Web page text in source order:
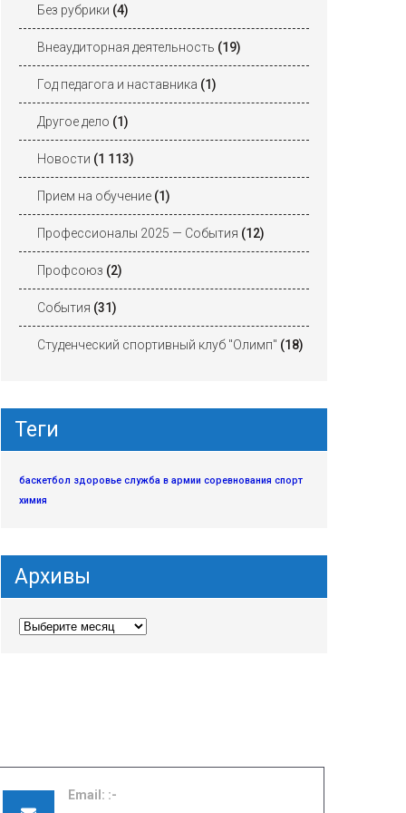
Без рубрики (4)
Внеаудиторная деятельность (19)
Год педагога и наставника (1)
Другое дело (1)
Новости (1 113)
Прием на обучение (1)
Профессионалы 2025 — События (12)
Профсоюз (2)
События (31)
Студенческий спортивный клуб "Олимп" (18)
Теги
баскетбол здоровье служба в армии соревнования спорт
химия
Архивы
Email: